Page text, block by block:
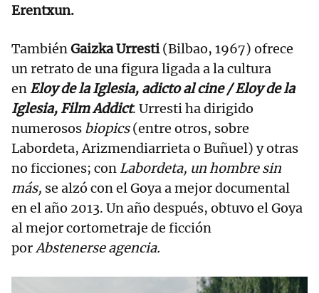
Erentxun.
TambiénGaizka Urresti(Bilbao, 1967) ofrece
un retrato de una figura ligada a la cultura
enEloy de la Iglesia, adicto al cine / Eloy de la
Iglesia, Film Addict. Urresti ha dirigido
numerosos biopics(entre otros, sobre
Labordeta, Arizmendiarrieta o Buñuel) y otras
no ficciones; con Labordeta, un hombre sin
más, se alzó con el Goya a mejor documental
en el año 2013. Un año después, obtuvo el Goya
al mejor cortometraje de ficción
porAbstenerse agencia.